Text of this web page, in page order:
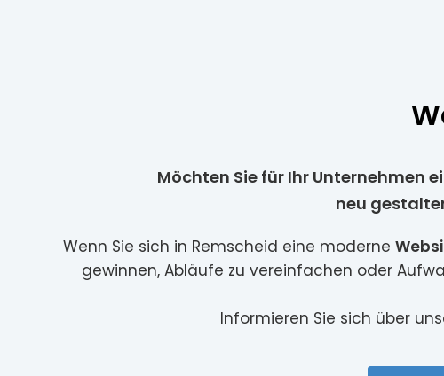
Möchten Sie für Ihr Unternehmen
neu
Wenn Sie sich in Remscheid eine moderne
gewinnen, Abläufe zu vereinfachen oder
Informieren Sie sich über